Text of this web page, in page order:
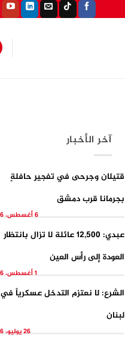
آخر الأخبار
قتيلان وجرحى في تفجيرِ حافلةٍ
بجرمانا قرب دمشق
6 أغسطس، 2026
عبدي: 12,500 عائلة لا تزال بانتظار
العودة إلى رأس العين
1 أغسطس، 2026
الشرع: لا نعتزم التدخل عسكرياً في
لبنان
26 يوليو، 2026